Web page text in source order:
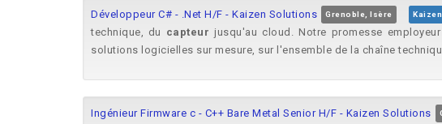
Développeur C# - .Net H/F - Kaizen Solutions Grenoble, Isère
technique, du capteur jusqu'au cloud. Notre promesse
solutions logicielles sur mesure, sur l'ensemble de la chaîne
Ingénieur Firmware c - C++ Bare Metal Senior H/F - Kaizen Solutions